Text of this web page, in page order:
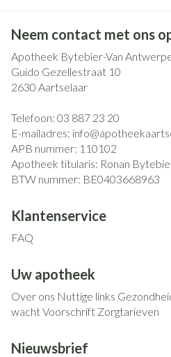
Neem contact met ons
Apotheek Bytebier-Van
Guido Gezellestraat 10
2630 Aartselaar
Telefoon: 03 887 23 20
E-mailadres: info@
APB nummer: 110102
Apotheek titularis: Ronan
BTW nummer: BE0403668963
Klantenservice
FAQ
Uw apotheek
Over ons Nuttige links
wachtVoorschrift Zorgtarieven
Nieuwsbrief